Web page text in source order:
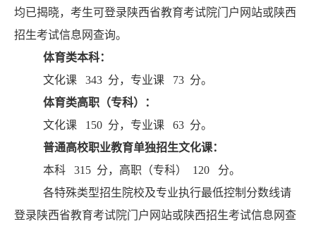
均已揭晓， 考生可登录陕西省教育考试院门户网站或陕西
招生考试信息网查询。
体育类本科：
文化课 343 分，专业课 73 分。
体育类高职（专科）：
文化课 150 分，专业课 63 分。
普通高校职业教育单独招生文化课：
本科 315 分，高职（专科） 120 分。
各特殊类型招生院校及专业执行最低控制分数线请
登录陕西省教育考试院门户网站或陕西招生考试信息网查